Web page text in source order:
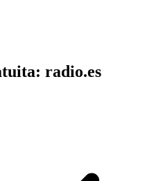
radio.es